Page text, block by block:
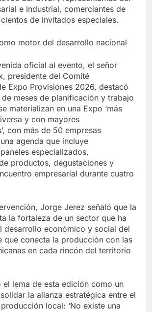
e industrial, comerciantes de
de invitados especiales.
motor del desarrollo nacional
oficial al evento, el señor
presidente del Comité
Expo Provisiones 2026, destacó
meses de planificación y trabajo
materializan en una Expo ‘más
y con mayores
con más de 50 empresas
agenda que incluye
especializados,
productos, degustaciones y
empresarial durante cuatro
Jorge Jerez señaló que la
la fortaleza de un sector que ha
desarrollo económico y social del
que conecta la producción con las
en cada rincón del territorio
el lema de esta edición como un
la alianza estratégica entre el
local: ‘No existe una